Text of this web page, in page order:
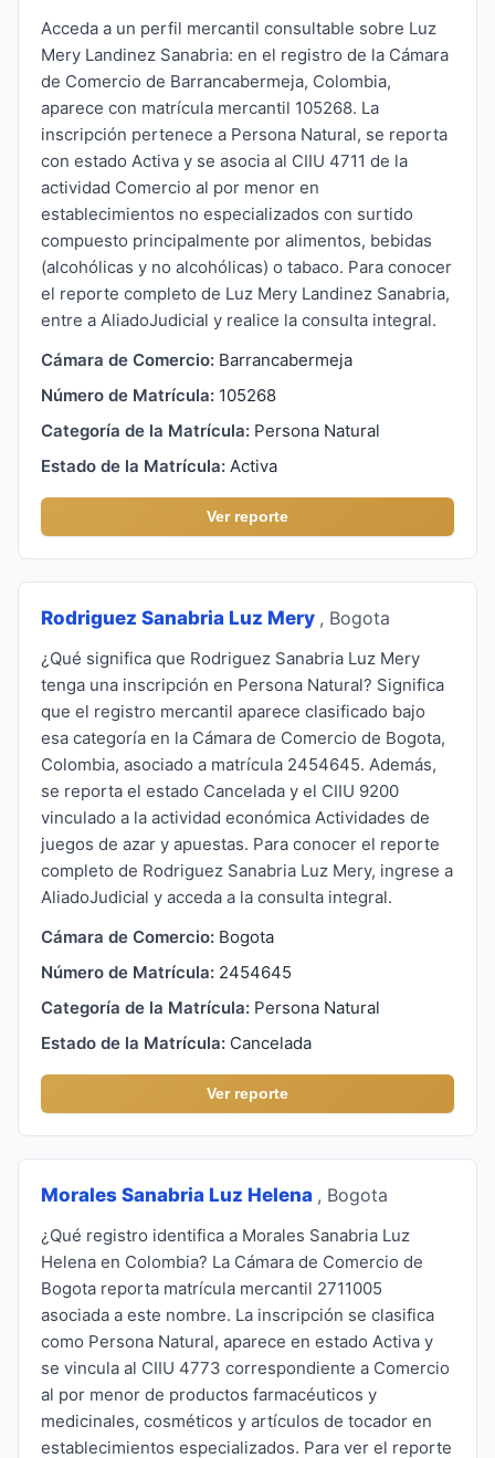
Acceda a un perfil mercantil consultable sobre Luz
Mery Landinez Sanabria: en el registro de la Cámara
de Comercio de Barrancabermeja, Colombia,
aparece con matrícula mercantil 105268. La
inscripción pertenece a Persona Natural, se reporta
con estado Activa y se asocia al CIIU 4711 de la
actividad Comercio al por menor en
establecimientos no especializados con surtido
compuesto principalmente por alimentos, bebidas
(alcohólicas y no alcohólicas) o tabaco. Para conocer
el reporte completo de Luz Mery Landinez Sanabria,
entre a AliadoJudicial y realice la consulta integral.
Cámara de Comercio: Barrancabermeja
Número de Matrícula: 105268
Categoría de la Matrícula: Persona Natural
Estado de la Matrícula: Activa
Ver reporte
Rodriguez Sanabria Luz Mery , Bogota
¿Qué significa que Rodriguez Sanabria Luz Mery
tenga una inscripción en Persona Natural? Significa
que el registro mercantil aparece clasificado bajo
esa categoría en la Cámara de Comercio de Bogota,
Colombia, asociado a matrícula 2454645. Además,
se reporta el estado Cancelada y el CIIU 9200
vinculado a la actividad económica Actividades de
juegos de azar y apuestas. Para conocer el reporte
completo de Rodriguez Sanabria Luz Mery, ingrese a
AliadoJudicial y acceda a la consulta integral.
Cámara de Comercio: Bogota
Número de Matrícula: 2454645
Categoría de la Matrícula: Persona Natural
Estado de la Matrícula: Cancelada
Ver reporte
Morales Sanabria Luz Helena , Bogota
¿Qué registro identifica a Morales Sanabria Luz
Helena en Colombia? La Cámara de Comercio de
Bogota reporta matrícula mercantil 2711005
asociada a este nombre. La inscripción se clasifica
como Persona Natural, aparece en estado Activa y
se vincula al CIIU 4773 correspondiente a Comercio
al por menor de productos farmacéuticos y
medicinales, cosméticos y artículos de tocador en
establecimientos especializados. Para ver el reporte